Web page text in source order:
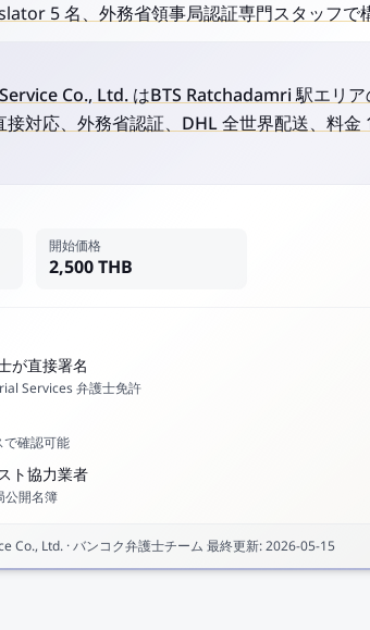
5 名、外務省領事局認証専門スタッフで
Co., Ltd. はBTS Ratchadamri 駅エリ
対応、外務省認証、DHL 全世界配送、料
開始価格
2,500 THB
が直接署名
Services 弁護士免許
で確認可能
ト協力業者
公開名簿
Co., Ltd. ·バンコク弁護士チーム 最終更新:2026-05-15